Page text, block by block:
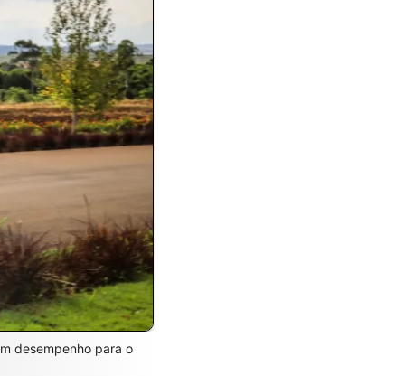
desempenho para o